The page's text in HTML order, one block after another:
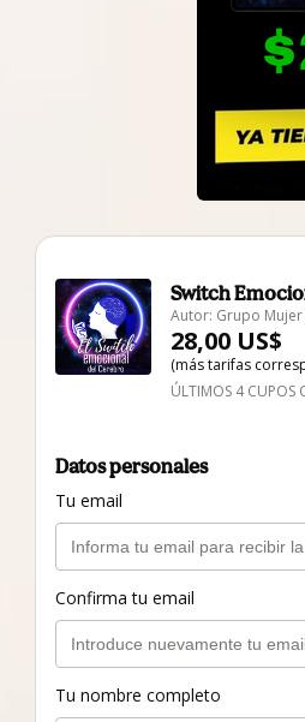
Switch
Autor: Grupo
28,00 US$
(más tarifas
ÚLTIMOS 4 CUPOS
Datos personales
Tu email
Confirma tu email
Tu nombre completo